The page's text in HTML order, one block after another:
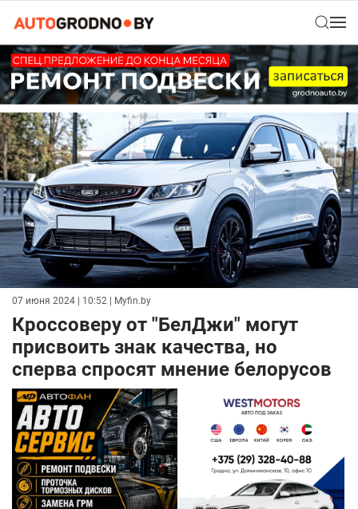
07 июня 2024 | 10:52 | Myfin.by
Кроссоверу от "БелДжи" могут
присвоить знак качества, но
сперва спросят мнение белорусов